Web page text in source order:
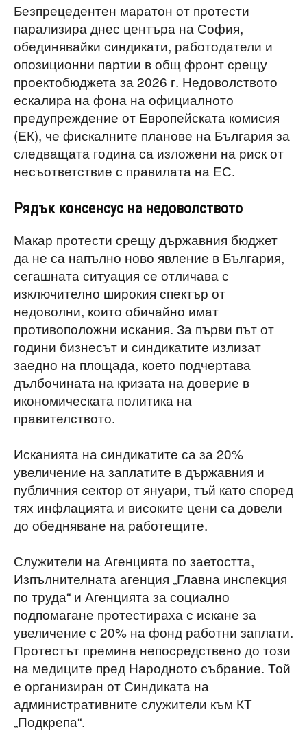
Безпрецедентен маратон от протести
парализира днес центъра на София,
обединявайки синдикати, работодатели и
опозиционни партии в общ фронт срещу
проектобюджета за 2026 г. Недоволството
ескалира на фона на официалното
предупреждение от Европейската комисия
(ЕК), че фискалните планове на България за
следващата година са изложени на риск от
несъответствие с правилата на ЕС.
Рядък консенсус на недоволството
Макар протести срещу държавния бюджет
да не са напълно ново явление в България,
сегашната ситуация се отличава с
изключително широкия спектър от
недоволни, които обичайно имат
противоположни искания. За първи път от
години бизнесът и синдикатите излизат
заедно на площада, което подчертава
дълбочината на кризата на доверие в
икономическата политика на
правителството.
Исканията на синдикатите са за 20%
увеличение на заплатите в държавния и
публичния сектор от януари, тъй като според
тях инфлацията и високите цени са довели
до обедняване на работещите.
Служители на Агенцията по заетостта,
Изпълнителната агенция „Главна инспекция
по труда“ и Агенцията за социално
подпомагане протестираха с искане за
увеличение с 20% на фонд работни заплати.
Протестът премина непосредствено до този
на медиците пред Народното събрание. Той
е организиран от Синдиката на
административните служители към КТ
„Подкрепа“.